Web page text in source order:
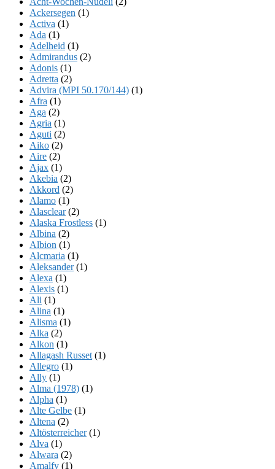
Ackersegen (1)
Activa (1)
Ada (1)
Adelheid (1)
Admirandus (2)
Adonis (1)
Adretta (2)
Advira (MPI 50.170/144) (1)
Afra (1)
Aga (2)
Agria (1)
Aguti (2)
Aiko (2)
Aire (2)
Ajax (1)
Akebia (2)
Akkord (2)
Alamo (1)
Alasclear(2)
Alaska Frostless (1)
Albina (2)
Albion (1)
Alcmaria (1)
Aleksander(1)
Alexa (1)
Alexis (1)
Ali (1)
Alina (1)
Alisma (1)
Alka (2)
Alkon (1)
Allagash Russet (1)
Allegro (1)
Ally (1)
Alma (1978) (1)
Alpha (1)
Alte Gelbe (1)
Altena (2)
Altösterreicher(1)
Alva (1)
Alwara (2)
Amalfy (1)